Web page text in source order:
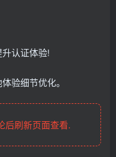
认证体验!
验细节优化。
刷新页面查看.